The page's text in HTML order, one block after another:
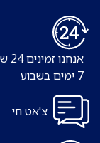
אנחנו זמינים 24 שעות ביממה,
צ'אט חי